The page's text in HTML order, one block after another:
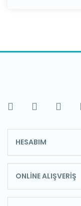
HESABIM
ONLİNE ALIŞVERİŞ